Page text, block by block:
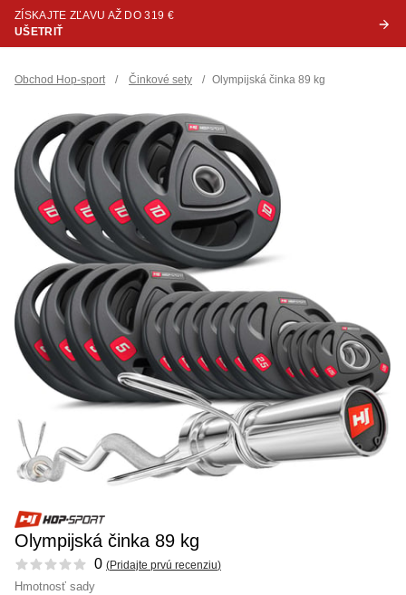
ZÍSKAJTE ZĽAVU AŽ DO 319 €
UŠETRIŤ
Obchod Hop-sport / Činkové sety / Olympijská činka 89 kg
Olympijská činka 89 kg
Reviews 0 (Pridajte prvú recenziu)
Hmotnosť sady